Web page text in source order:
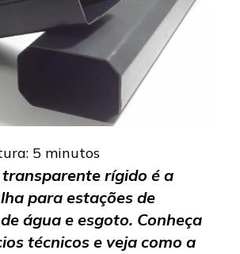
RÍGIDO
NAS
5 minutos
rígido é a
para estações de
água e esgoto. Conheça
técnicos e veja como a